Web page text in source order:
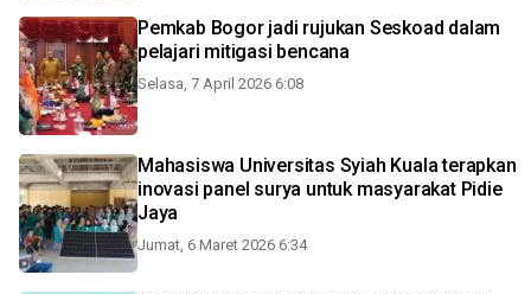
Pemkab Bogor jadi rujukan Seskoad dalam
pelajari mitigasi bencana
Selasa, 7 April 2026 6:08
Mahasiswa Universitas Syiah Kuala terapkan
inovasi panel surya untuk masyarakat Pidie
Jaya
Jumat, 6 Maret 2026 6:34